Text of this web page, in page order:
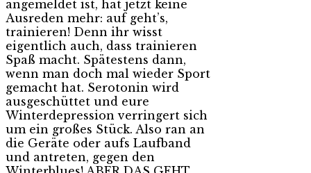
angemeldet ist, hat jetzt keine
Ausreden mehr: auf geht’s,
trainieren! Denn ihr wisst
eigentlich auch, dass trainieren
Spaß macht. Spätestens dann,
wenn man doch mal wieder Sport
gemacht hat. Serotonin wird
ausgeschüttet und eure
Winterdepression verringert sich
um ein großes Stück. Also ran an
die Geräte oder aufs Laufband
und antreten, gegen den